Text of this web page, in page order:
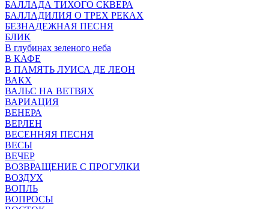
БАЛЛАДА ТИХОГО СКВЕРА
БАЛЛАДИЛИЯ О ТРЕХ РЕКАХ
БЕЗНАДЕЖНАЯ ПЕСНЯ
БЛИК
В глубинах зеленого неба
В КАФЕ
В ПАМЯТЬ ЛУИСА ДЕ ЛЕОН
ВАКХ
ВАЛЬС НА ВЕТВЯХ
ВАРИАЦИЯ
ВЕНЕРА
ВЕРЛЕН
ВЕСЕННЯЯ ПЕСНЯ
ВЕСЫ
ВЕЧЕР
ВОЗВРАЩЕНИЕ С ПРОГУЛКИ
ВОЗДУХ
ВОПЛЬ
ВОПРОСЫ